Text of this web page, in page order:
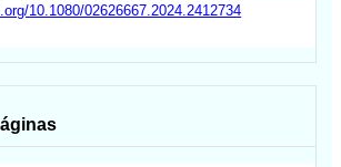
10.1080/02626667.2024.2412734